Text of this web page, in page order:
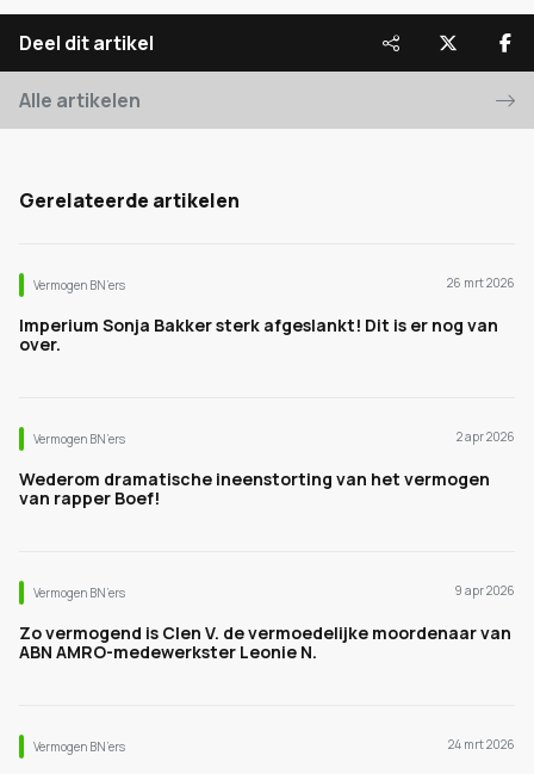
Deel dit artikel
Alle artikelen
Gerelateerde artikelen
Vermogen BN’ers 26 mrt 2026
Imperium Sonja Bakker sterk afgeslankt! Dit is er nog van
over.
Vermogen BN’ers 2 apr 2026
Wederom dramatische ineenstorting van het vermogen
van rapper Boef!
Vermogen BN’ers 9 apr 2026
Zo vermogend is Clen V. de vermoedelijke moordenaar van
ABN AMRO-medewerkster Leonie N.
Vermogen BN’ers 24 mrt 2026